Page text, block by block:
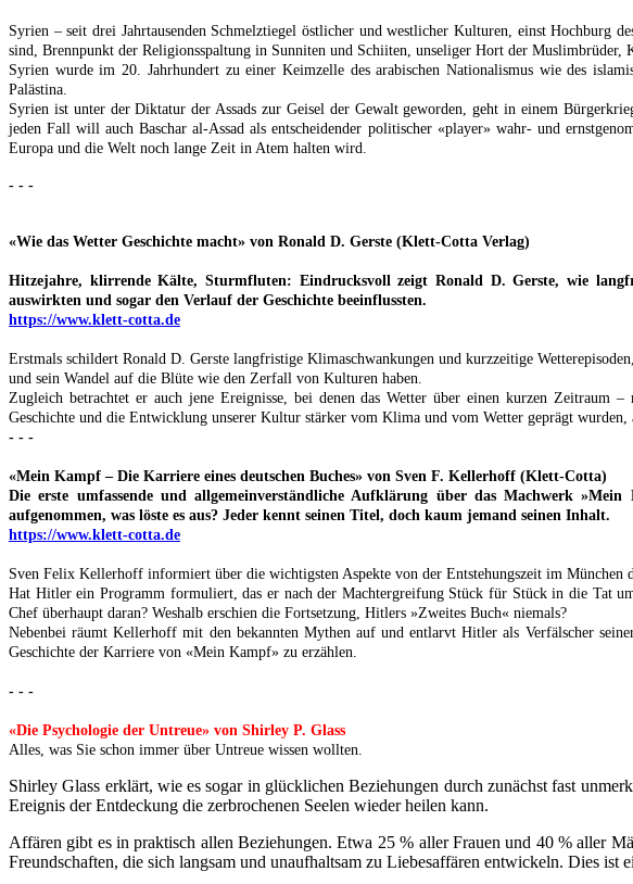
Syrien – seit drei Jahrtausenden Schmelztiegel östlicher und westlicher Kulturen, einst Hochburg
sind, Brennpunkt der Religionsspaltung in Sunniten und Schiiten, unseliger Hort der Muslimbrüder,
Syrien wurde im 20. Jahrhundert zu einer Keimzelle des arabischen Nationalismus wie des
Palästina.
Syrien ist unter der Diktatur der Assads zur Geisel der Gewalt geworden, geht in einem
jeden Fall will auch Baschar al-Assad als entscheidender politischer «player» wahr- und
Europa und die Welt noch lange Zeit in Atem halten wird.
- - -
«Wie das Wetter Geschichte macht» von Ronald D. Gerste (Klett-Cotta Verlag)
Hitzejahre, klirrende Kälte, Sturmfluten: Eindrucksvoll zeigt Ronald D. Gerste, wie
auswirkten und sogar den Verlauf der Geschichte beeinflussten.
https://www.klett-cotta.de
Erstmals schildert Ronald D. Gerste langfristige Klimaschwankungen und kurzzeitige
und sein Wandel auf die Blüte wie den Zerfall von Kulturen haben.
Zugleich betrachtet er auch jene Ereignisse, bei denen das Wetter über einen kurzen Zeitraum
Geschichte und die Entwicklung unserer Kultur stärker vom Klima und vom Wetter geprägt wurden,
- - -
«Mein Kampf – Die Karriere eines deutschen Buches» von Sven F. Kellerhoff (Klett-Cotta)
Die erste umfassende und allgemeinverständliche Aufklärung über das Machwerk
aufgenommen, was löste es aus? Jeder kennt seinen Titel, doch kaum jemand seinen Inhalt.
https://www.klett-cotta.de
Sven Felix Kellerhoff informiert über die wichtigsten Aspekte von der Entstehungszeit im München
Hat Hitler ein Programm formuliert, das er nach der Machtergreifung Stück für Stück in die Tat
Chef überhaupt daran? Weshalb erschien die Fortsetzung, Hitlers »Zweites Buch« niemals?
Nebenbei räumt Kellerhoff mit den bekannten Mythen auf und entlarvt Hitler als Verfälscher
Geschichte der Karriere von «Mein Kampf» zu erzählen.
- - -
«Die Psychologie der Untreue» von Shirley P. Glass
Alles, was Sie schon immer über Untreue wissen wollten.
Shirley Glass erklärt, wie es sogar in glücklichen Beziehungen durch zunächst fast
Ereignis der Entdeckung die zerbrochenen Seelen wieder heilen kann.
Affären gibt es in praktisch allen Beziehungen. Etwa 25 % aller Frauen und 40 % aller
Freundschaften, die sich langsam und unaufhaltsam zu Liebesaffären entwickeln. Dies ist